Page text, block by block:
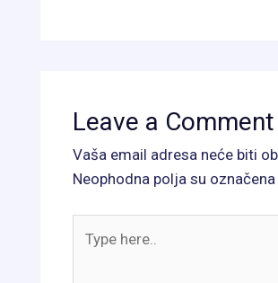
Leave a Comment
Vaša email adresa neće biti
Neophodna polja su
here..